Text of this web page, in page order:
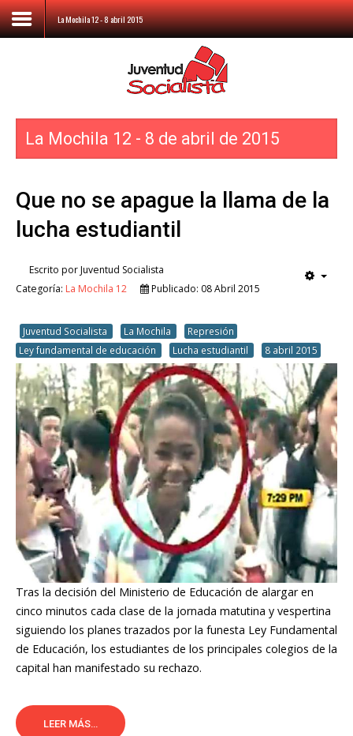
voz
Las
La
Mochila
SoB
Fotos
La Mochila 12 - 8 abril 2015
La Mochila 12 - 8 de abril de 2015
Que no se apague la llama de la
lucha estudiantil
Escrito porJuventud Socialista
Categoría: La Mochila 12 Publicado: 08 Abril 2015
Juventud Socialista La Mochila
Represión
Ley fundamental de educación
Lucha estudiantil 8 abril 2015
Tras la decisión del Ministerio de Educación de alargar en
cinco minutos cada clase de la jornada matutina y vespertina
siguiendo los planes trazados por la funesta Ley Fundamental
de Educación, los estudiantes de los principales colegios de la
capital han manifestado su rechazo.
LEER MÁS...